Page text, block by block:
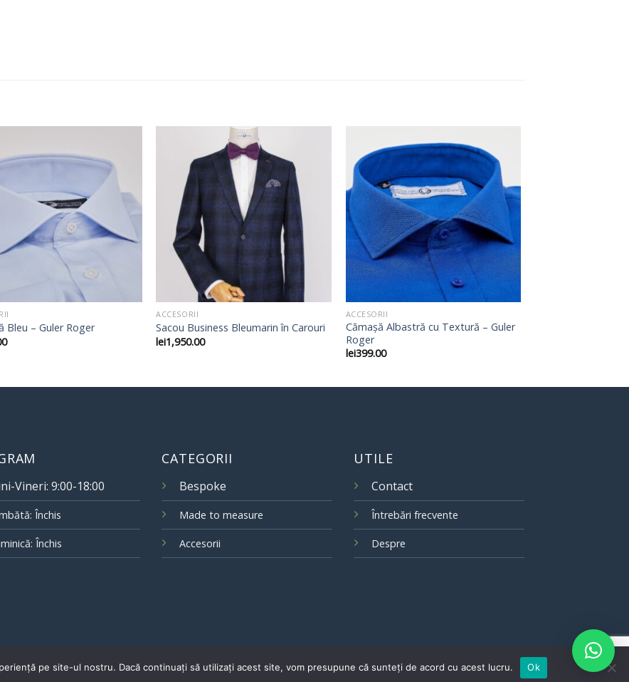
Bleu – Guler Roger
ACCESORII
Sacou Business Bleumarin în Carouri
lei1,950.00
ACCESORII
Cămașă Albastră cu Textură – Guler
Roger
lei399.00
Vineri: 9:00-18:00
Închis
Închis
CATEGORII
Bespoke
Made to measure
Accesorii
UTILE
Contact
Întrebări frecvente
Despre
Copyright 2026 ©Claudiu Ungureanu
pe site-ul nostru. Dacă continuați să utilizați acest site, vom presupune că sunteți de acord cu acest lucru. Ok